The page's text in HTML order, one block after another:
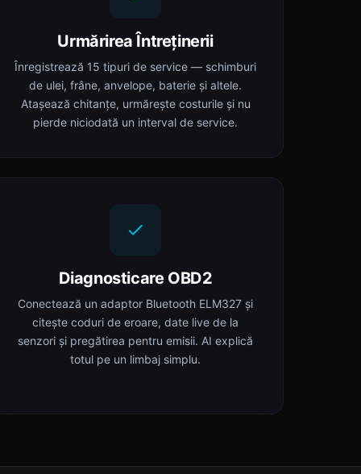
Urmărirea Întreținerii
Înregistrează 15 tipuri de service — schimburi
de ulei, frâne, anvelope, baterie și altele.
Atașează chitanțe, urmărește costurile și nu
pierde niciodată un interval de service.
Diagnosticare OBD2
Conectează un adaptor Bluetooth ELM327 și
citește coduri de eroare, date live de la
senzori și pregătirea pentru emisii. AI explică
totul pe un limbaj simplu.